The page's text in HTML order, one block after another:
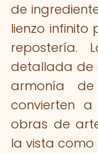
de
lienzo infinito
repostería.
detallada de
armonía
convierten
obras de
la vista